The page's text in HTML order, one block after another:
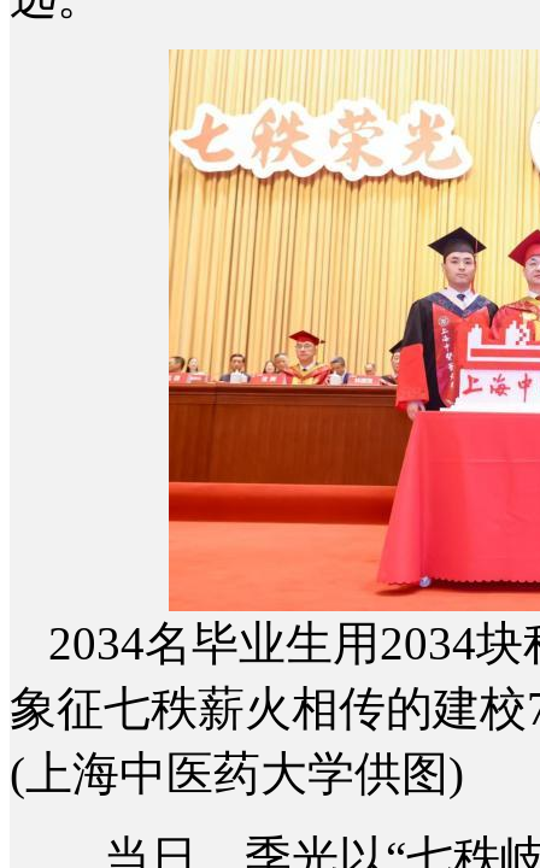
2034名毕业生用2034
象征七秩薪火相传的建校
(上海中医药大学供图)
当日，季光以“七秩岐